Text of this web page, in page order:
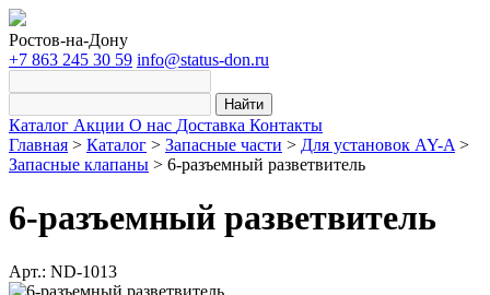
Ростов-на-Дону
+7 863 245 30 59 info@status-don.ru
Найти
Каталог Акции О нас Доставка Контакты
Главная > Каталог > Запасные части > Для установок AY-A >
Запасные клапаны > 6-разъемный разветвитель
6-разъемный разветвитель
Арт.: ND-1013